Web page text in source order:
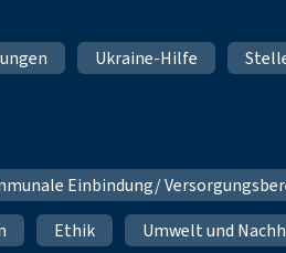
Ukraine-Hilfe
Einbindung/
Ethik Umwelt und